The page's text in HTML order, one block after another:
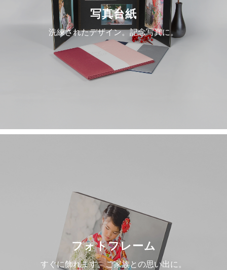
写真台紙
洗練されたデザイン。記念写真に。
フォトフレーム
すぐに飾れます。ご家族との思い出に。